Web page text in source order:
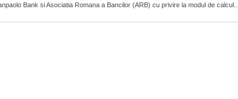
Bank si Asociatia Romana a Bancilor (ARB) cu privire la modul de calcul...